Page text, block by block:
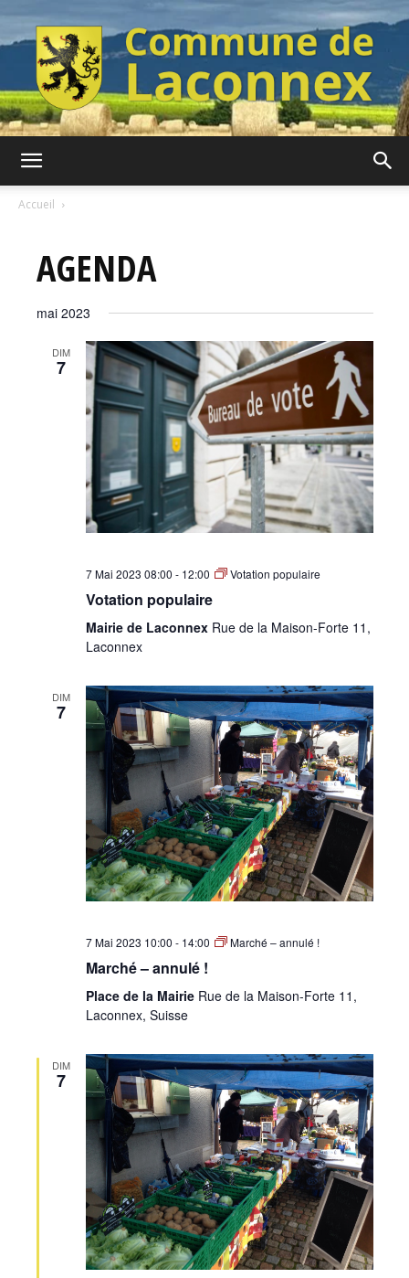
Accueil
AGENDA
mai 2023
DIM
7
7 Mai 2023 08:00 - 12:00 Votation populaire
Votation populaire
Mairie de Laconnex Rue de la Maison-Forte 11,
Laconnex
DIM
7
7 Mai 2023 10:00 - 14:00 Marché – annulé !
Marché – annulé !
Place de la Mairie Rue de la Maison-Forte 11,
Laconnex, Suisse
DIM
7